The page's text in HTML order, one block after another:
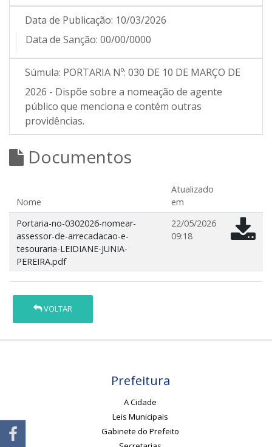
Data de Publicação: 10/03/2026
Data de Sanção: 00/00/0000
Súmula: PORTARIA Nº: 030 DE 10 DE MARÇO DE
2026 - Dispõe sobre a nomeação de agente
público que menciona e contém outras
providências.
Documentos
Nome
Atualizado
em
Portaria-no-0302026-nomear-
assessor-de-arrecadacao-e-
tesouraria-LEIDIANE-JUNIA-
PEREIRA.pdf
22/05/2026
09:18
VOLTAR
Prefeitura
A Cidade
Leis Municipais
Gabinete do Prefeito